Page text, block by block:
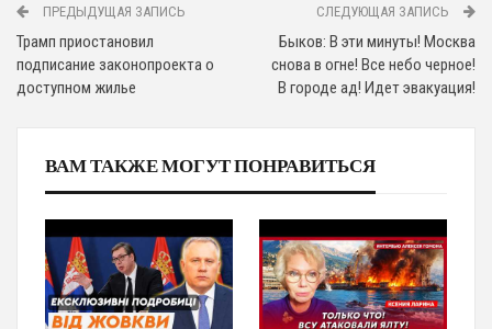
ПРЕДЫДУЩАЯ ЗАПИСЬ
Трамп приостановил
подписание законопроекта о
доступном жилье
СЛЕДУЮЩАЯ ЗАПИСЬ
Быков: В эти минуты! Москва
снова в огне! Все небо черное!
В городе ад! Идет эвакуация!
ВАМ ТАКЖЕ МОГУТ ПОНРАВИТЬСЯ